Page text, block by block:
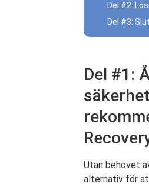
Del #2:
Del #3:
Del #1:
Utan behovet
alternativ för